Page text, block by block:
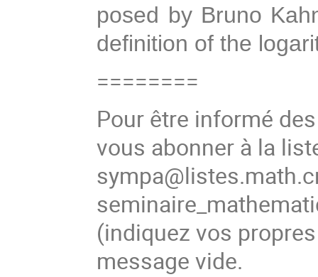
posed by Bruno
definition of the
========
Pour être informé
vous abonner à la
(indiquez vos
message vide.